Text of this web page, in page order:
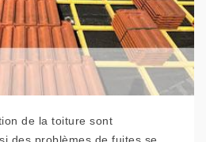
de la toiture sont